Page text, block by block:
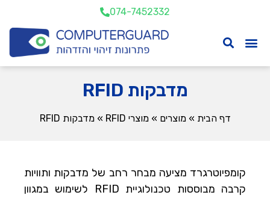
074-7452332
מדבקות RFID
דף הבית »מוצרים »מוצרי RFID »מדבקות RFID
קומפיוטרגרד מציעה מבחר רחב של מדבקות ותוויות
קרבה מבוססות טכנולוגיית RFID לשימוש במגוון